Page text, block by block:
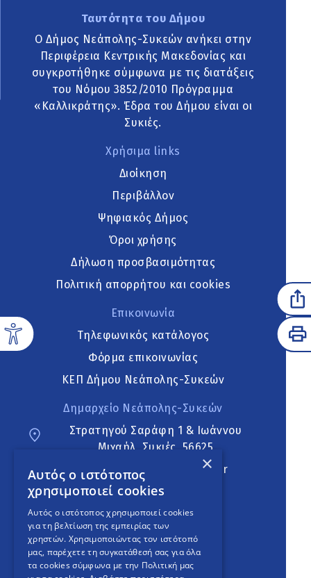
Ταυτότητα του Δήμου
Ο Δήμος Νεάπολης-Συκεών ανήκει στην
Περιφέρεια Κεντρικής Μακεδονίας και
συγκροτήθηκε σύμφωνα με τις διατάξεις
του Νόμου 3852/2010 Πρόγραμμα
«Καλλικράτης». Έδρα του Δήμου είναι οι
Συκιές.
Χρήσιμα links
Διοίκηση
Περιβάλλον
Ψηφιακός Δήμος
Όροι χρήσης
Δήλωση προσβασιμότητας
Πολιτική απορρήτου και cookies
Επικοινωνία
Τηλεφωνικός κατάλογος
Φόρμα επικοινωνίας
ΚΕΠ Δήμου Νεάπολης-Συκεών
Δημαρχείο Νεάπολης-Συκεών
Στρατηγού Σαράφη 1 & Ιωάννου
Μιχαήλ, Συκιές, 56625
neapoli.sykies@ddt.gov.gr
Ακολουθήστε
English Version
×
Αυτός ο ιστότοπος
χρησιμοποιεί cookies
Αυτός ο ιστότοπος χρησιμοποιεί cookies
για τη βελτίωση της εμπειρίας των
χρηστών. Χρησιμοποιώντας τον ιστότοπό
μας, παρέχετε τη συγκατάθεσή σας για όλα
τα cookies σύμφωνα με την Πολιτική μας